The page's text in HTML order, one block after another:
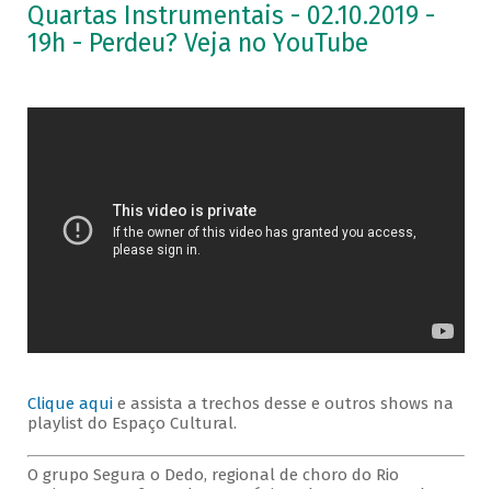
Quartas Instrumentais - 02.10.2019 -
19h - Perdeu? Veja no YouTube
Clique aquie assista a trechos desse e outros shows na
playlist do Espaço Cultural.
O grupo Segura o Dedo, regional de choro do Rio